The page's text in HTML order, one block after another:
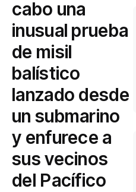
cabo una
inusual prueba
de misil
balístico
lanzado desde
un submarino
y enfurece a
sus vecinos
del Pacífico